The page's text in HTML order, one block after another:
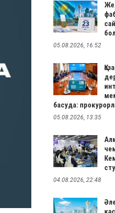
05.08.2026, 16:52
басуда:
05.08.2026, 13:35
04.08.2026, 22:48